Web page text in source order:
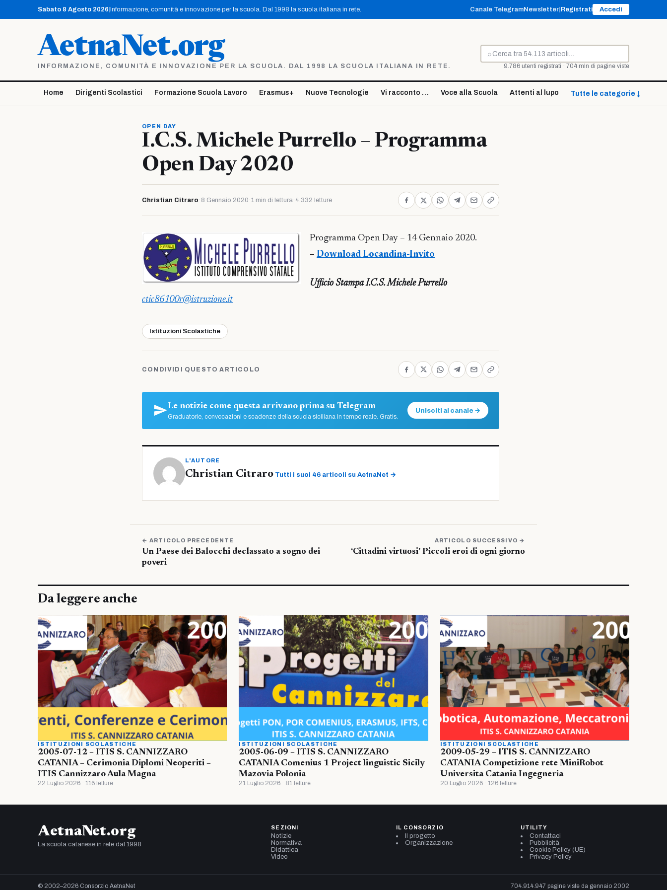
contenuto
Sabato 8 Agosto 2026 Informazione, comunità e innovazione per la scuola. Dal 1998 la scuola italiana in rete. Canale TelegramNewsletter Registrati Accedi
AetnaNet.org
INFORMAZIONE, COMUNITÀ E INNOVAZIONE PER LA SCUOLA. DAL 1998 LA SCUOLA ITALIANA IN RETE.
⌕
Cerca
9.786 utenti registrati · 704 mln di pagine viste
Home Dirigenti Scolastici Formazione Scuola Lavoro Erasmus+ Nuove Tecnologie Vi racconto … Voce alla Scuola Attenti al lupo Tutte le categorie ↓
OPEN DAY
I.C.S. Michele Purrello – Programma
Open Day 2020
Christian Citraro · 8 Gennaio 2020 ·1 min di lettura· 4.332 letture
Programma Open Day – 14 Gennaio 2020.
– Download Locandina-Invito
Ufficio Stampa I.C.S. Michele Purrello
ctic86100r@istruzione.it
Istituzioni Scolastiche
CONDIVIDI QUESTO ARTICOLO
Le notizie come questa arrivano prima su Telegram
Graduatorie, convocazioni e scadenze della scuola siciliana in tempo reale. Gratis.
Unisciti al canale →
L'AUTORE
Christian Citraro Tutti i suoi 46 articoli su AetnaNet →
← ARTICOLO PRECEDENTE
Un Paese dei Balocchi declassato a sogno dei
poveri
ARTICOLO SUCCESSIVO →
‘Cittadini virtuosi’ Piccoli eroi di ogni giorno
Da leggere anche
ISTITUZIONI SCOLASTICHE
2005-07-12 – ITIS S. CANNIZZARO
CATANIA – Cerimonia Diplomi Neoperiti –
ITIS Cannizzaro Aula Magna
22 Luglio 2026 · 116 letture
ISTITUZIONI SCOLASTICHE
2005-06-09 – ITIS S. CANNIZZARO
CATANIA Comenius 1 Project linguistic Sicily
Mazovia Polonia
21 Luglio 2026 · 81 letture
ISTITUZIONI SCOLASTICHE
2009-05-29 – ITIS S. CANNIZZARO
CATANIA Competizione rete MiniRobot
Universita Catania Ingegneria
20 Luglio 2026 · 126 letture
AetnaNet.org
La scuola catanese in rete dal 1998
SEZIONI
Notizie
Normativa
Didattica
Video
IL CONSORZIO
Il progetto
Organizzazione
UTILITY
Contattaci
Pubblicità
Cookie Policy (UE)
Privacy Policy
© 2002–2026 Consorzio AetnaNet 704.914.947 pagine viste da gennaio 2002